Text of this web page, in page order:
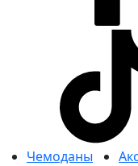
Чемоданы